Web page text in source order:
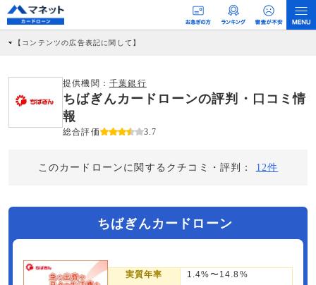
【コンテンツの広告表記に関して】
社に対して企業から紹介報酬が支払われるという収益モデルです。 ただし、特定の
商品を根拠なくPRするものではなく、当編集部の調査／ユーザーへの口コミ収集な
どに基づき、公平性を担保した情報提供を行っています。
提供機関： 千葉銀行
ちばぎんカードローンの評判・口コミ情
報
総合評価 3.7
このカードローンに関するクチコミ・評判： 12件
ちばぎんカードローン
実質年率 1.4%〜14.8%